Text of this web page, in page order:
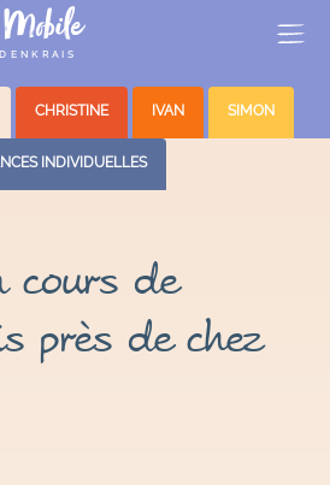
Mobile
CHRISTINE IVAN SIMON
INDIVIDUELLES
cours de
près de chez